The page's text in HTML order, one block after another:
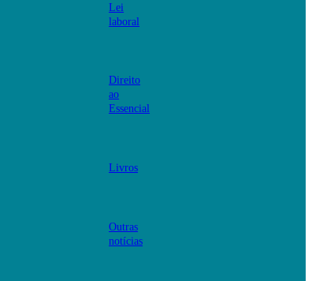
Lei
laboral
Direito
ao
Essencial
Livros
Outras
notícias